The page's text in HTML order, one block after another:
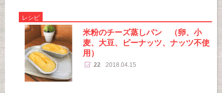
レシピ
米粉のチーズ蒸しパン （卵、小
麦、大豆、ピーナッツ、ナッツ不使
用）
22 2018.04.15